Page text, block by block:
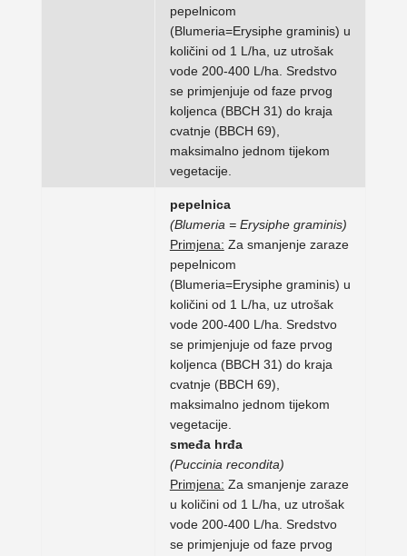
pepelnicom
(Blumeria=Erysiphe graminis) u
količini od 1 L/ha, uz utrošak
vode 200-400 L/ha. Sredstvo
se primjenjuje od faze prvog
koljenca (BBCH 31) do kraja
cvatnje (BBCH 69),
maksimalno jednom tijekom
vegetacije.
pepelnica
(Blumeria = Erysiphe graminis)
Primjena: Za smanjenje zaraze
pepelnicom
(Blumeria=Erysiphe graminis) u
količini od 1 L/ha, uz utrošak
vode 200-400 L/ha. Sredstvo
se primjenjuje od faze prvog
koljenca (BBCH 31) do kraja
cvatnje (BBCH 69),
maksimalno jednom tijekom
vegetacije.
smeđa hrđa
(Puccinia recondita)
Primjena: Za smanjenje zaraze
u količini od 1 L/ha, uz utrošak
vode 200-400 L/ha. Sredstvo
se primjenjuje od faze prvog